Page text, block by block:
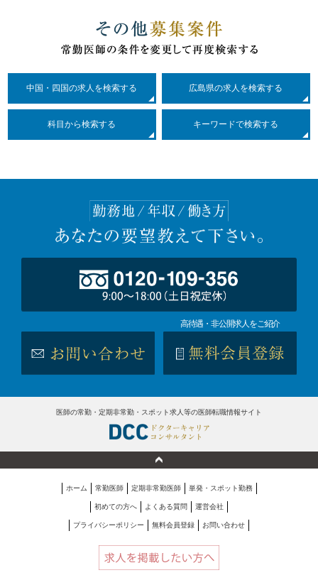
中国・四国の求人を検索する 広島県の求人を検索する
科目 から検索する キーワードで検索する
高待遇・非公開求人をご紹介
医師の常勤・定期非常勤・スポット求人等の医師転職情報サイト
ホーム 常勤医師 定期非常勤医師 単発・スポット勤務
初めての方へ よくある質問 運営会社
プライバシーポリシー 無料会員登録 お問い合わせ